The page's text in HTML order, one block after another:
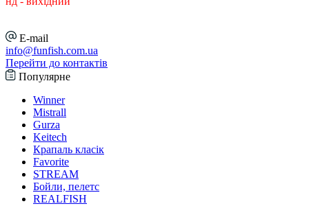
E-mail
info@funfish.com.ua
Перейти до контактів
Популярне
Winner
Mistrall
Gurza
Keitech
Крапаль класік
Favorite
STREAM
Бойли, пелетс
REALFISH